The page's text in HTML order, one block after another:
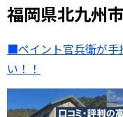
福岡県北九州
■ペイント官兵衛が手
い！！